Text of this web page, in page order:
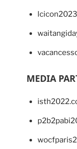
MEDIA